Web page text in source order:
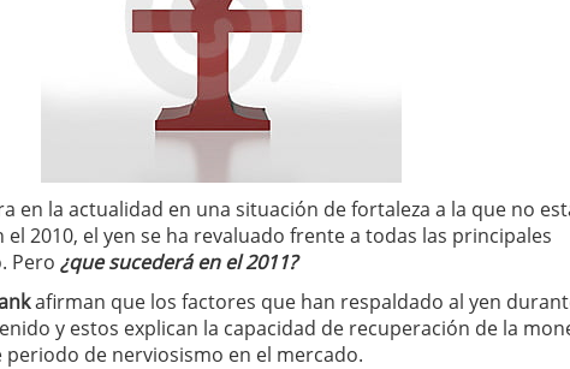
en la actualidad en una situación de fortaleza a la que no
2010, el yen se ha revaluado frente a todas las principales
Pero ¿que sucederá en el 2011?
afirman que los factores que han respaldado al yen
y estos explican la capacidad de recuperación de la
de nerviosismo en el mercado.